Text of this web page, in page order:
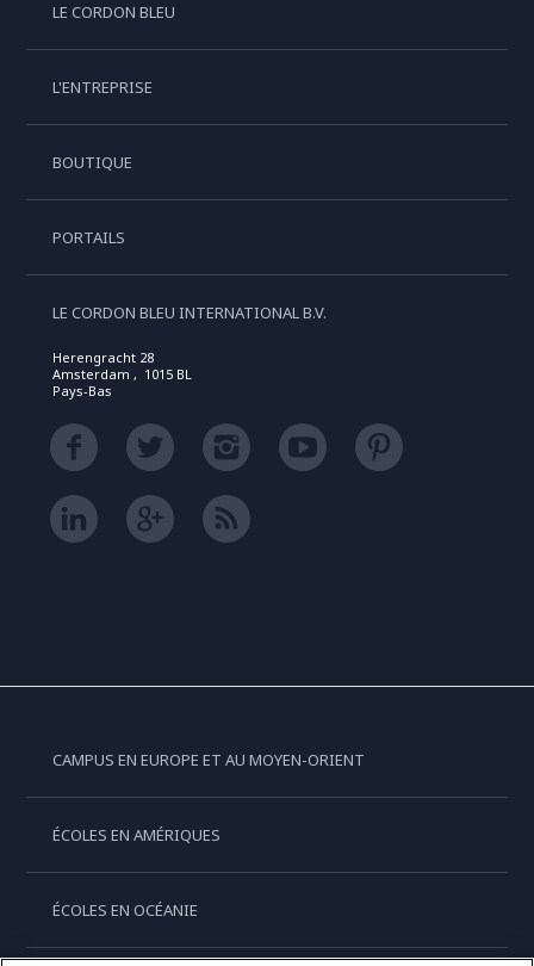
LE CORDON BLEU
L'ENTREPRISE
BOUTIQUE
PORTAILS
LE CORDON BLEU INTERNATIONAL B.V.
Herengracht 28
Amsterdam , 1015 BL
Pays-Bas
CAMPUS EN EUROPE ET AU MOYEN-ORIENT
ÉCOLES EN AMÉRIQUES
ÉCOLES EN OCÉANIE